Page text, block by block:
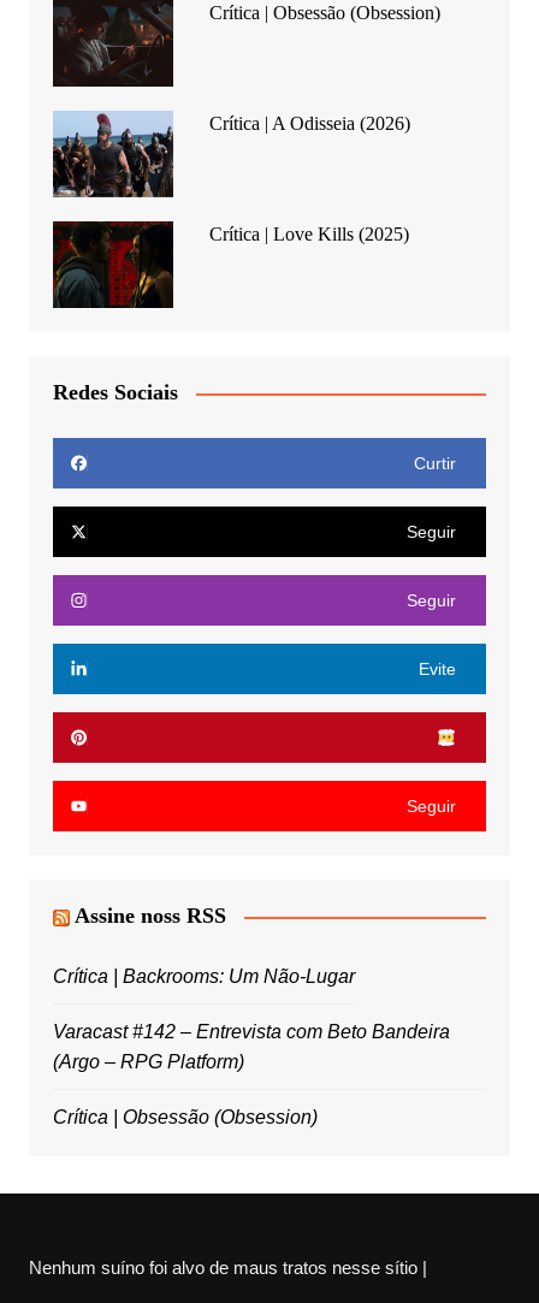
Crítica | Obsessão (Obsession)
Crítica | A Odisseia (2026)
Crítica | Love Kills (2025)
Redes Sociais
Curtir
Seguir
Seguir
Evite
Seguir
Assine noss RSS
Crítica | Backrooms: Um Não-Lugar
Varacast #142 – Entrevista com Beto Bandeira
(Argo – RPG Platform)
Crítica | Obsessão (Obsession)
Nenhum suíno foi alvo de maus tratos nesse sítio |